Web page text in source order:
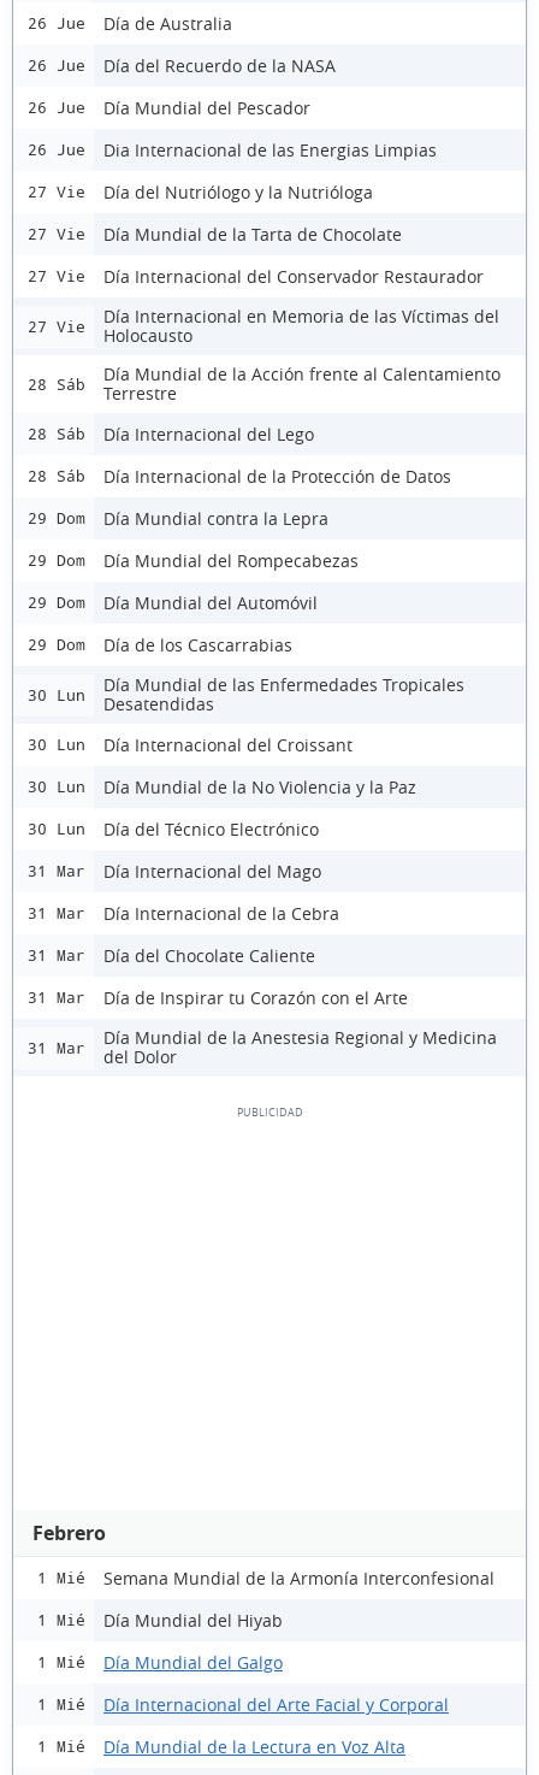
26 Jue Día de Australia
26 Jue Día del Recuerdo de la NASA
26 Jue Día Mundial del Pescador
26 Jue Dia Internacional de las Energias Limpias
27 Vie Día del Nutriólogo y la Nutrióloga
27 Vie Día Mundial de la Tarta de Chocolate
27 Vie Día Internacional del Conservador Restaurador
27 Vie
Día Internacional en Memoria de las Víctimas del
Holocausto
28 Sáb
Día Mundial de la Acción frente al Calentamiento
Terrestre
28 Sáb Día Internacional del Lego
28 Sáb Día Internacional de la Protección de Datos
29 Dom Día Mundial contra la Lepra
29 Dom Día Mundial del Rompecabezas
29 Dom Día Mundial del Automóvil
29 Dom Día de los Cascarrabias
30 Lun
Día Mundial de las Enfermedades Tropicales
Desatendidas
30 Lun Día Internacional del Croissant
30 Lun Día Mundial de la No Violencia y la Paz
30 Lun Día del Técnico Electrónico
31 Mar Día Internacional del Mago
31 Mar Día Internacional de la Cebra
31 Mar Día del Chocolate Caliente
31 Mar Día de Inspirar tu Corazón con el Arte
31 Mar
Día Mundial de la Anestesia Regional y Medicina
del Dolor
Febrero
1 Mié Semana Mundial de la Armonía Interconfesional
1 Mié Día Mundial del Hiyab
1 Mié Día Mundial del Galgo
1 Mié Día Internacional del Arte Facial y Corporal
1 Mié Día Mundial de la Lectura en Voz Alta